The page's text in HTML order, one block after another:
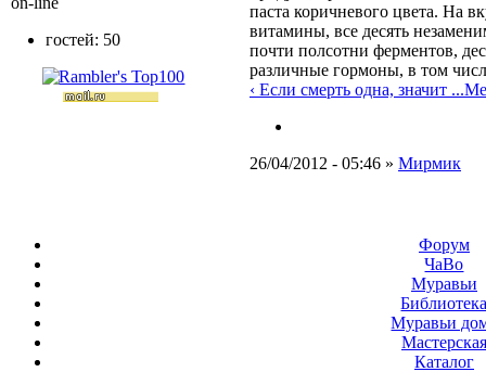
паста коричневого цвета. На
витамины, все десять
почти полсотни ферментов,
различные гормоны, в том
‹ Если смерть одна, значит ...
26/04/2012 - 05:46 » Мирмик
гостей: 50
Форум
ЧаВо
Муравьи
Муравьи
Мастерская
Каталог